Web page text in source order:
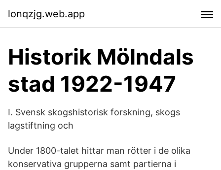
lonqzjg.web.app
Historik Mölndals
stad 1922-1947
I. Svensk skogshistorisk forskning, skogs
lagstiftning och
Under 1800-talet hittar man rötter i de olika
konservativa grupperna samt partierna i